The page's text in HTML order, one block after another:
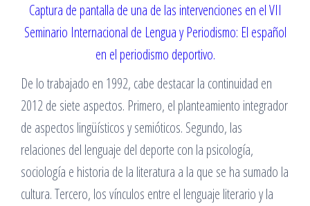
Captura de pantalla de una de las intervenciones en el VII
Seminario Internacional de Lengua y Periodismo: El español
en el periodismo deportivo.
De lo trabajado en 1992, cabe destacar la continuidad en
2012 de siete aspectos. Primero, el planteamiento integrador
de aspectos lingüísticos y semióticos. Segundo, las
relaciones del lenguaje del deporte con la psicología,
sociología e historia de la literatura a la que se ha sumado la
cultura. Tercero, los vínculos entre el lenguaje literario y la